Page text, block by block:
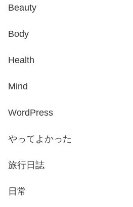
Beauty
Body
Health
Mind
WordPress
やってよかった
旅行日誌
日常